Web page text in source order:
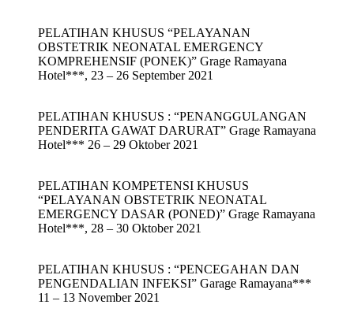
PELATIHAN KHUSUS “PELAYANAN
OBSTETRIK NEONATAL EMERGENCY
KOMPREHENSIF (PONEK)” Grage Ramayana
Hotel***, 23 – 26 September 2021
PELATIHAN KHUSUS : “PENANGGULANGAN
PENDERITA GAWAT DARURAT” Grage Ramayana
Hotel*** 26 – 29 Oktober 2021
PELATIHAN KOMPETENSI KHUSUS
“PELAYANAN OBSTETRIK NEONATAL
EMERGENCY DASAR (PONED)” Grage Ramayana
Hotel***, 28 – 30 Oktober 2021
PELATIHAN KHUSUS : “PENCEGAHAN DAN
PENGENDALIAN INFEKSI” Garage Ramayana***
11 – 13 November 2021